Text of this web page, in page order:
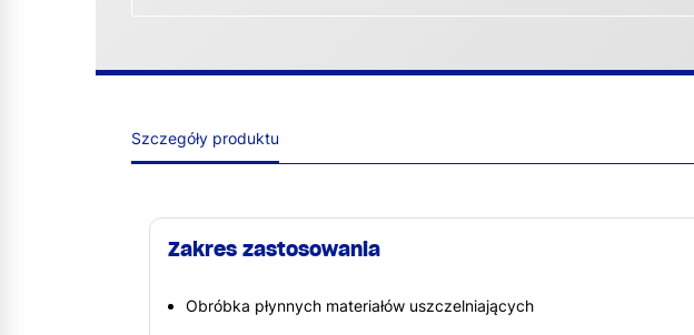
Szczegóły produktu
Zakres zastosowania
Obróbka płynnych materiałów uszczelniających